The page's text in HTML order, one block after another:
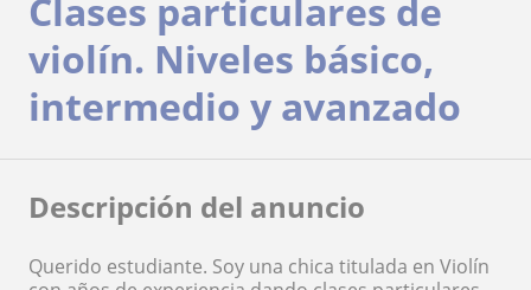
Clases particulares de
violín. Niveles básico,
intermedio y avanzado
Descripción del anuncio
Querido estudiante. Soy una chica titulada en Violín